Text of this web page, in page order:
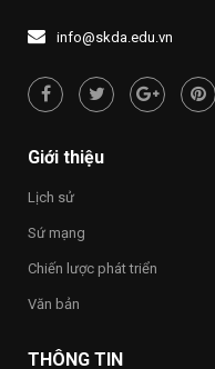
info@skda.edu.vn
Giới thiệu
Lịch sử
Sứ mạng
Chiến lược phát triển
Văn bản
THÔNG TIN